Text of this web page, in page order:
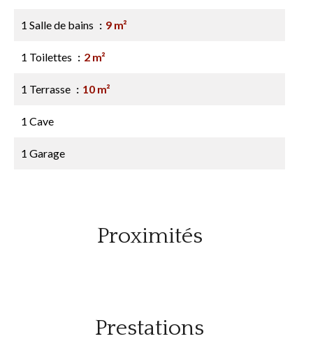
1 Salle de bains 9 m²
1 Toilettes 2 m²
1 Terrasse 10 m²
1 Cave
1 Garage
Proximités
Prestations